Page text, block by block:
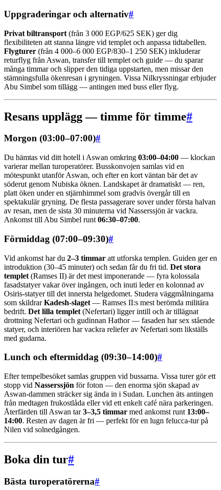
Uppgraderingar och alternativ#
Privat biltransport (från 3 000 EGP/625 SEK) ger dig
flexibiliteten att stanna längre vid templet och anpassa tidtabellen.
Flygturer (från 4 000–6 000 EGP/830–1 250 SEK) inkluderar
returflyg från Aswan, transfer till templet och guide — du sparar
många timmar och slipper den tidiga uppstarten, men missar den
stämningsfulla ökenresan i gryningen. Vissa Nilkryssningar erbjuder
Abu Simbel som tillägg — antingen med buss eller flyg.
Resans upplägg — timme för timme#
Morgon (03:00–07:00)#
Du hämtas vid ditt hotell i Aswan omkring 03:00–04:00 — klockan
varierar mellan turoperatörer. Busskonvojen samlas vid en
mötespunkt utanför Aswan, och efter en kort väntan bär det av
söderut genom Nubiska öknen. Landskapet är dramatiskt — ren,
platt öken under en stjärnhimmel som gradvis övergår till en
spektakulär gryning. De flesta passagerare sover under första halvan
av resan, men de sista 30 minuterna vid Nasserssjön är vackra.
Ankomst till Abu Simbel runt 06:30–07:00.
Förmiddag (07:00–09:30)#
Vid ankomst har du 2–3 timmar att utforska templen. Guiden ger en
introduktion (30–45 minuter) och sedan får du fri tid. Det stora
templet (Ramses II) är det mest imponerande — fyra kolossala
fasadstatyer vakar över ingången, och inuti leder en kolonnad av
Osiris-statyer till det innersta helgedomet. Studera väggmålningarna
som skildrarKadesh-slaget — Ramses II:s mest berömda militära
bedrift. Det lilla templet (Nefertari) ligger intill och är tillägnat
drottning Nefertari och gudinnan Hathor — fasaden har sex stående
statyer, och interiören har vackra reliefer av Nefertari som likställs
med gudarna.
Lunch och eftermiddag (09:30–14:00)#
Efter tempelbesöket samlas gruppen vid bussarna. Vissa turer gör ett
stopp vid Nasserssjön för foton — den enorma sjön skapad av
Aswan-dammen sträcker sig ända in i Sudan. Lunchen äts antingen
från medtagen frukostlåda eller vid ett enkelt café nära parkeringen.
Återfärden till Aswan tar3–3,5 timmar med ankomst runt 13:00–
14:00. Resten av dagen är fri — perfekt för en lugn felucca-tur på
Nilen vid solnedgången.
Boka din tur#
Bästa turoperatörerna#